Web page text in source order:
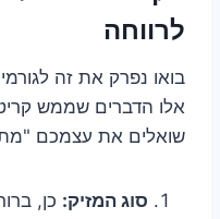
לרווחה
בואו נפרק את זה
אלו הדברים שממש
שואלים את עצמכם
סוג המזיק: כן,